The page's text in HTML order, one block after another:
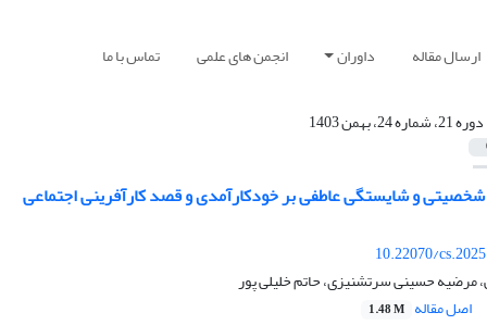
ارسال مقاله داوران انجمن های علمی تماس با ما
دوره 21، شماره 24، بهمن 1403
و شایستگی عاطفی بر خودکارآمدی و قصد کارآفرینی اجتماعی
10.22070/
حسینی سرتشنیزی، حاتم خلیلی پور
اصل مقاله 1.48 M